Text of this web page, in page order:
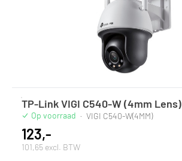
TP-Link VIGI C540-W (4mm Lens)
Op voorraad · VIGI C540-W(4MM)
123,-
101,65 excl. BTW